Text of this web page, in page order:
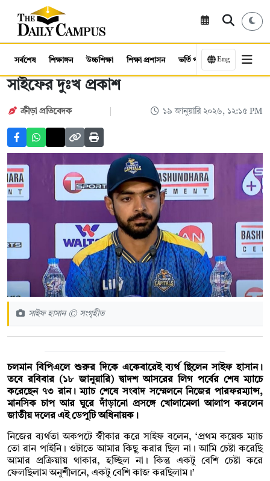
সর্বশেষ শিক্ষাঙ্গন উচ্চশিক্ষা শিক্ষা প্রশাসন ভর্তি পরীক্ষা কর্মসংস্থান
Eng
সাইফের দুঃখ প্রকাশ
ক্রীড়া প্রতিবেদক ১৯ জানুয়ারি ২০২৬, ১২:১৫ PM
সাইফ হাসান © সংগৃহীত
চলমান বিপিএলে শুরুর দিকে একেবারেই ব্যর্থ ছিলেন সাইফ হাসান।
তবে রবিবার (১৮ জানুয়ারি) দ্বাদশ আসরের লিগ পর্বের শেষ ম্যাচে
করেছেন ৭৩ রান। ম্যাচ শেষে সংবাদ সম্মেলনে নিজের পারফরম্যান্স,
মানসিক চাপ আর ঘুরে দাঁড়ানো প্রসঙ্গে খোলামেলা আলাপ করলেন
জাতীয় দলের এই ডেপুটি অধিনায়ক।
নিজের ব্যর্থতা অকপটে স্বীকার করে সাইফ বলেন, ‘প্রথম কয়েক ম্যাচ
তো রান পাইনি। ওটাতে আমার কিছু করার ছিল না। আমি চেষ্টা করেছি
আমার প্রক্রিয়ায় থাকার, হচ্ছিল না। কিন্তু একটু বেশি চেষ্টা করে
ফেলছিলাম অনুশীলনে, একটু বেশি কাজ করছিলাম।’